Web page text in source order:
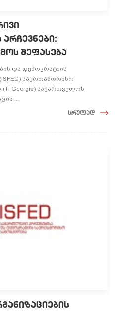
შეფასება
და დემოკრატიის
საერთაშორისო
Georgia) საქართველოს
...
სრულად